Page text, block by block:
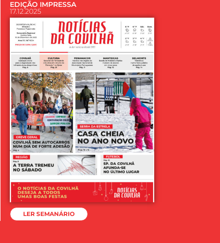
EDIÇÃO IMPRESSA
17.12.2025
LER SEMANÁRIO